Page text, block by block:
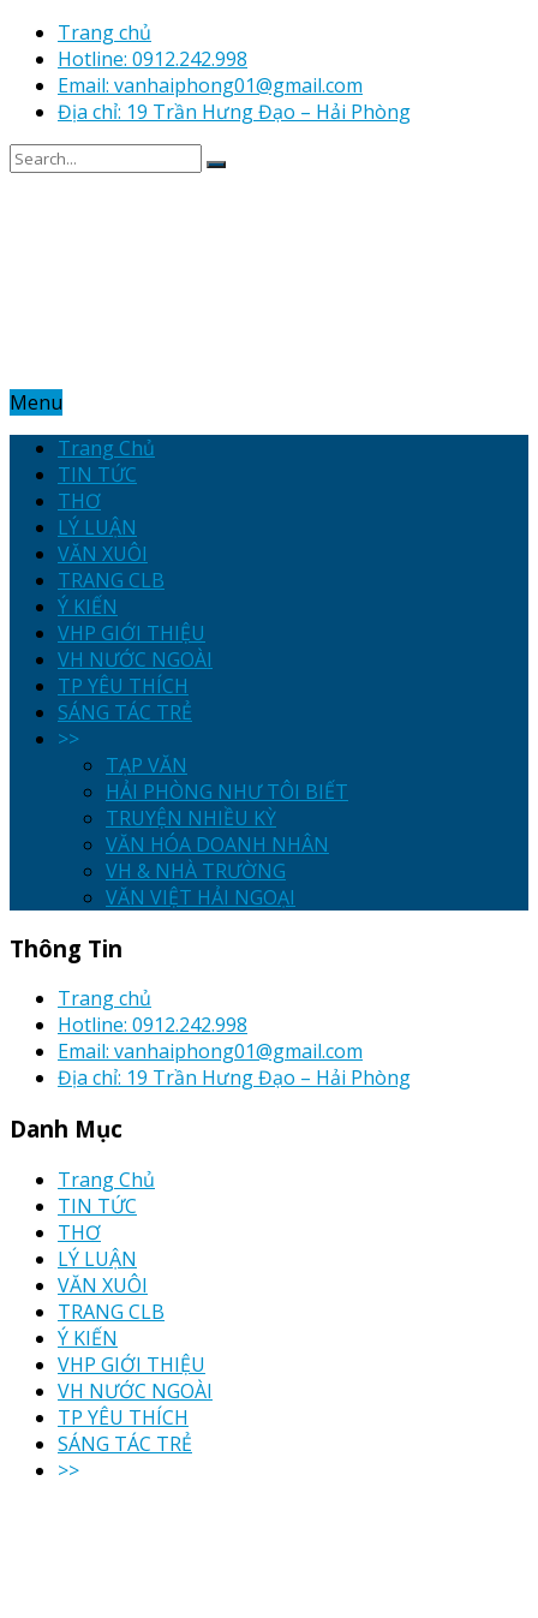
Trang chủ
Hotline: 0912.242.998
Email: vanhaiphong01@gmail.com
Địa chỉ: 19 Trần Hưng Đạo – Hải Phòng
Menu
Trang Chủ
TIN TỨC
THƠ
LÝ LUẬN
VĂN XUÔI
TRANG CLB
Ý KIẾN
VHP GIỚI THIỆU
VH NƯỚC NGOÀI
TP YÊU THÍCH
SÁNG TÁC TRẺ
>>
TẠP VĂN
HẢI PHÒNG NHƯ TÔI BIẾT
TRUYỆN NHIỀU KỲ
VĂN HÓA DOANH NHÂN
VH & NHÀ TRƯỜNG
VĂN VIỆT HẢI NGOẠI
Thông Tin
Trang chủ
Hotline: 0912.242.998
Email: vanhaiphong01@gmail.com
Địa chỉ: 19 Trần Hưng Đạo – Hải Phòng
Danh Mục
Trang Chủ
TIN TỨC
THƠ
LÝ LUẬN
VĂN XUÔI
TRANG CLB
Ý KIẾN
VHP GIỚI THIỆU
VH NƯỚC NGOÀI
TP YÊU THÍCH
SÁNG TÁC TRẺ
>>